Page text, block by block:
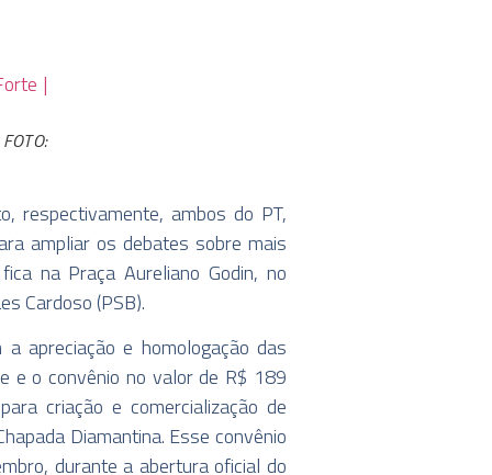
respectivamente, ambos do PT,
ampliar os debates sobre mais
na Praça Aureliano Godin, no
Cardoso (PSB).
apreciação e homologação das
e o convênio no valor de R$ 189
criação e comercialização de
Diamantina. Esse convênio
durante a abertura oficial do